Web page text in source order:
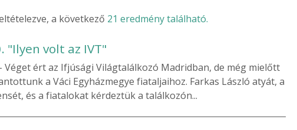
a következő 21 eredmény található.
"Ilyen volt az IVT"
- Véget ért az Ifjúsági Világtalálkozó Madridban, de még mielőtt
a Váci Egyházmegye fiataljaihoz. Farkas László atyát, a
és a fiatalokat kérdeztük a találkozón...